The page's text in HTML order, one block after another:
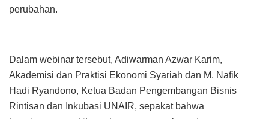
perubahan.
Dalam webinar tersebut, Adiwarman Azwar Karim,
Akademisi dan Praktisi Ekonomi Syariah dan M. Nafik
Hadi Ryandono, Ketua Badan Pengembangan Bisnis
Rintisan dan Inkubasi UNAIR, sepakat bahwa